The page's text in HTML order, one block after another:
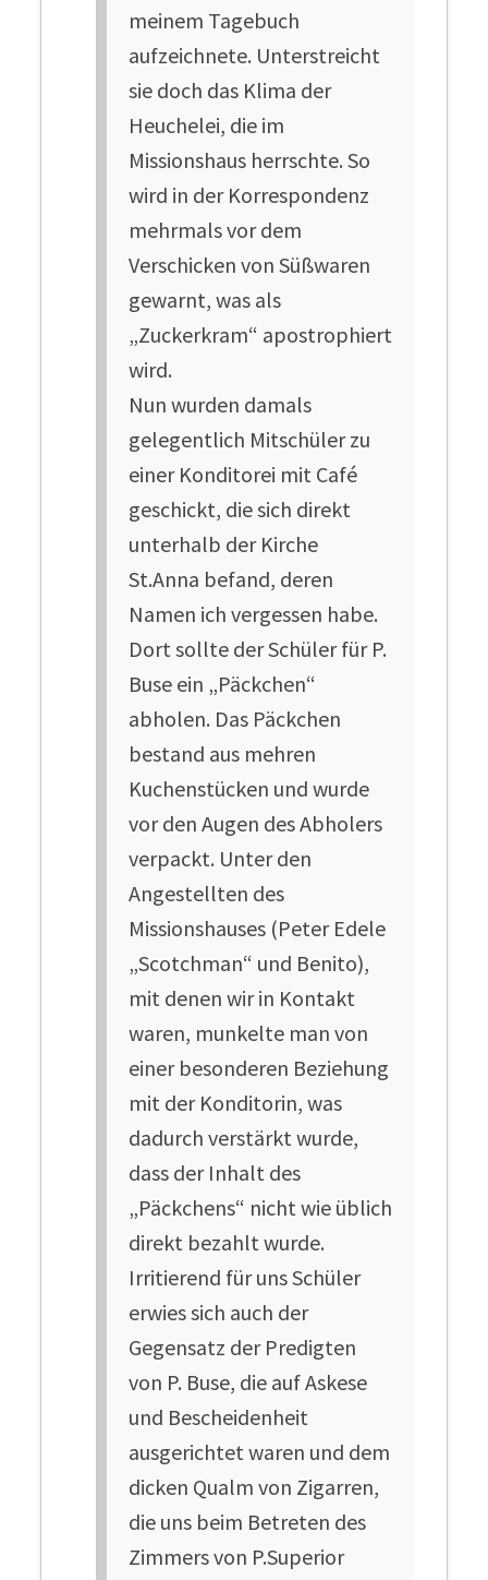
meinem Tagebuch
aufzeichnete. Unterstreicht
sie doch das Klima der
Heuchelei, die im
Missionshaus herrschte. So
wird in der Korrespondenz
mehrmals vor dem
Verschicken von Süßwaren
gewarnt, was als
„Zuckerkram“ apostrophiert
wird.
Nun wurden damals
gelegentlich Mitschüler zu
einer Konditorei mit Café
geschickt, die sich direkt
unterhalb der Kirche
St.Anna befand, deren
Namen ich vergessen habe.
Dort sollte der Schüler für P.
Buse ein „Päckchen“
abholen. Das Päckchen
bestand aus mehren
Kuchenstücken und wurde
vor den Augen des Abholers
verpackt. Unter den
Angestellten des
Missionshauses (Peter Edele
„Scotchman“ und Benito),
mit denen wir in Kontakt
waren, munkelte man von
einer besonderen Beziehung
mit der Konditorin, was
dadurch verstärkt wurde,
dass der Inhalt des
„Päckchens“ nicht wie üblich
direkt bezahlt wurde.
Irritierend für uns Schüler
erwies sich auch der
Gegensatz der Predigten
von P. Buse, die auf Askese
und Bescheidenheit
ausgerichtet waren und dem
dicken Qualm von Zigarren,
die uns beim Betreten des
Zimmers von P.Superior